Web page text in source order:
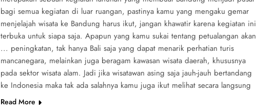
bagi semua kegiatan di luar ruangan, pastinya kamu yang mengaku gemar
menjelajah wisata ke Bandung harus ikut, jangan khawatir karena kegiatan ini
terbuka untuk siapa saja. Apapun yang kamu sukai tentang petualangan akan
... peningkatan, tak hanya Bali saja yang dapat menarik perhatian turis
mancanegara, melainkan juga beragam kawasan wisata daerah, khususnya
pada sektor wisata alam. Jadi jika wisatawan asing saja jauh-jauh bertandang
ke Indonesia maka tak ada salahnya kamu juga ikut melihat secara langsung
Read More